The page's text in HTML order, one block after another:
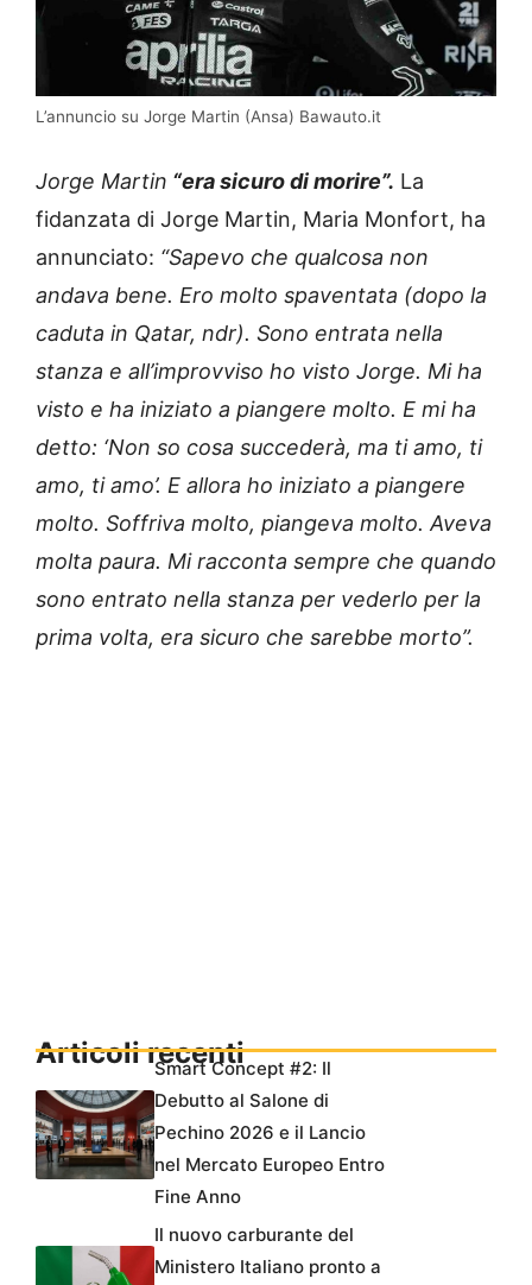
L’annuncio su Jorge Martin (Ansa) Bawauto.it
Jorge Martin “era sicuro di morire”. La
fidanzata di Jorge Martin, Maria Monfort, ha
annunciato: “Sapevo che qualcosa non
andava bene. Ero molto spaventata (dopo la
caduta in Qatar, ndr). Sono entrata nella
stanza e all’improvviso ho visto Jorge. Mi ha
visto e ha iniziato a piangere molto. E mi ha
detto: ‘Non so cosa succederà, ma ti amo, ti
amo, ti amo’. E allora ho iniziato a piangere
molto. Soffriva molto, piangeva molto. Aveva
molta paura. Mi racconta sempre che quando
sono entrato nella stanza per vederlo per la
prima volta, era sicuro che sarebbe morto”.
Articoli recentiSmart Concept #2: Il
Debutto al Salone di
Pechino 2026 e il Lancio
nel Mercato Europeo Entro
Fine Anno
Il nuovo carburante del
Ministero Italiano pronto a